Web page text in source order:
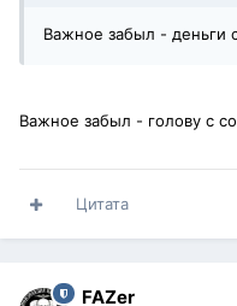
Важное забыл - деньги
Важное забыл - голову с
Цитата
FAZer